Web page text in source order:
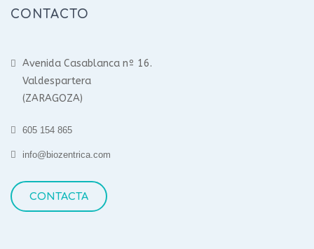
CONTACTO
Avenida Casablanca nº 16.
Valdespartera
(ZARAGOZA)
605 154 865
info@biozentrica.com
CONTACTA